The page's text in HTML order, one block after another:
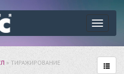
» ТИРАЖИРОВАНИЕ